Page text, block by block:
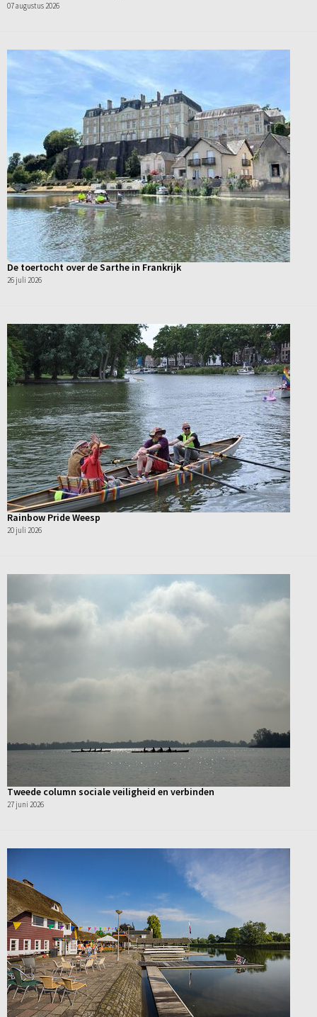
07 augustus 2026
De toertocht over de Sarthe in Frankrijk
26 juli 2026
Rainbow Pride Weesp
20 juli 2026
Tweede column sociale veiligheid en verbinden
27 juni 2026